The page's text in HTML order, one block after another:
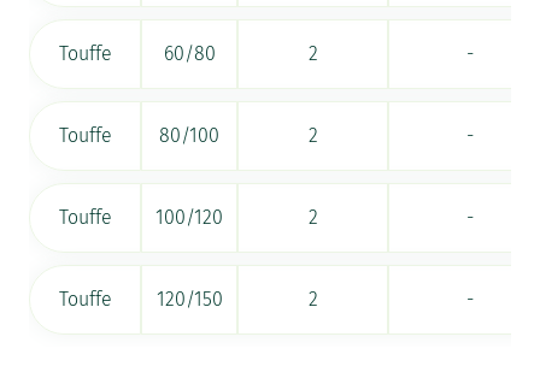
Touffe 60/80 2 -
Touffe 80/100 2 -
Touffe 100/120 2 -
Touffe 120/150 2 -